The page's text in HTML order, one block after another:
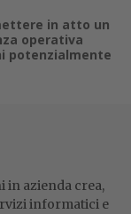
in atto un
operativa
potenzialmente
in azienda crea,
informatici e